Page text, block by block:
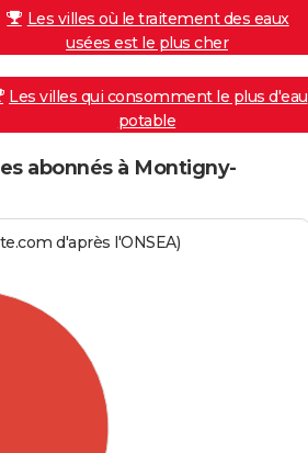
Les villes où le traitement des eaux
usées est le plus cher
Les villes qui consomment le plus d'eau
potable
abonnés à Montigny-
d'après l'ONSEA)